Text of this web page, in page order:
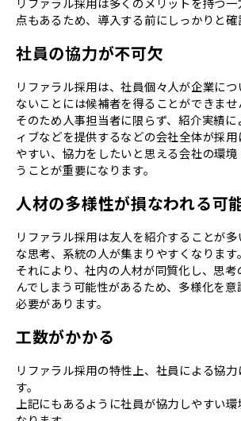
点もあるため、導入する前にしっかりと確
社員の協力が不可欠
リファラル採用は、社員個々人が企業に
ないことには候補者を得ることができませ
そのため人事担当者に限らず、紹介実績
ィブなどを提供するなどの会社全体が採
やすい、協力をしたいと思える会社の環
うことが重要になります。
人材の多様性が損なわれる可
リファラル採用は友人を紹介することが
な思考、系統の人が集まりやすくなります。
それにより、社内の人材が同質化し、思
んでしまう可能性があるため、多様化を意
必要があります。
工数がかかる
リファラル採用の特性上、社員による協
す。
上記にもあるように社員が協力しやすい